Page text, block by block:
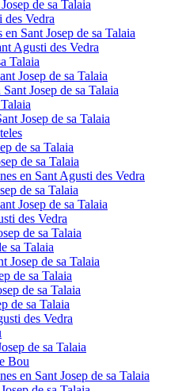
de sa Talaia
des Vedra
Sant Josep de sa Talaia
Agusti des Vedra
Talaia
Josep de sa Talaia
Josep de sa Talaia
Josep de sa Talaia
de sa Talaia
de sa Talaia
en Sant Agusti des Vedra
de sa Talaia
Josep de sa Talaia
des Vedra
de sa Talaia
sa Talaia
Josep de sa Talaia
de sa Talaia
de sa Talaia
de sa Talaia
des Vedra
de sa Talaia
Bou
en Sant Josep de sa Talaia